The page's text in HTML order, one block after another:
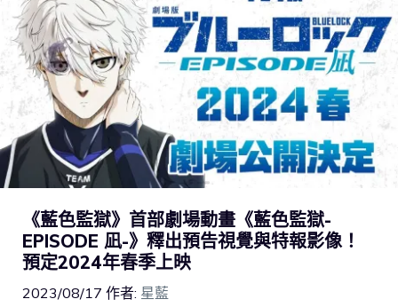
《藍色監獄》首部劇場動畫《藍色監獄-
EPISODE 凪-》釋出預告視覺與特報影像！
預定2024年春季上映
2023/08/17 作者: 星藍